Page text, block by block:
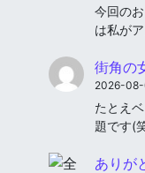
今回の
は私が
街角の
2026-
たとえ
題です(
ありが